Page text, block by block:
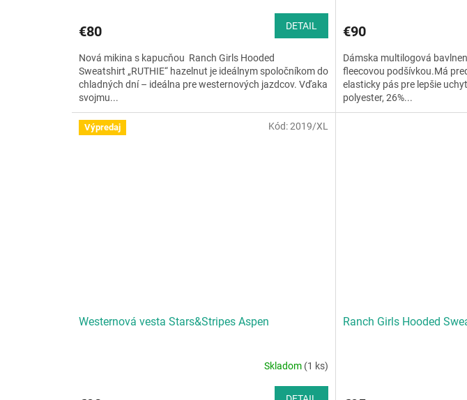
€80 DETAIL
Nová mikina s kapucňou Ranch Girls Hooded
Sweatshirt „RUTHIE“ hazelnut je ideálnym spoločníkom do
chladných dní – ideálna pre westernových jazdcov. Vďaka
svojmu...
€90
Dámska multilogová
fleecovou podšívkou.Má
elasticky pás pre lepšie
polyester, 26%...
Výpredaj
Westernová vesta Stars&Stripes Aspen
Skladom (1 ks)
Kód:2019/XL
Ranch Girls Hooded